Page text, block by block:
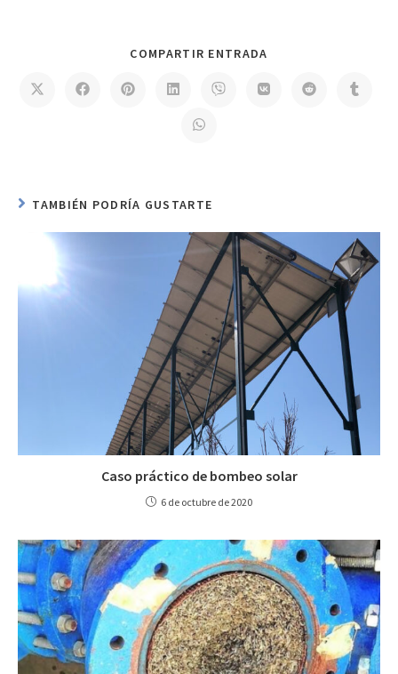
COMPARTIR ENTRADA
TAMBIÉN PODRÍA GUSTARTE
Caso práctico de bombeo solar
6 de octubre de 2020